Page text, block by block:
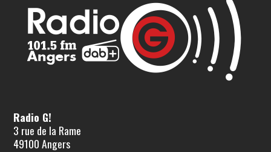
Radio G!
3 rue de la Rame
49100 Angers